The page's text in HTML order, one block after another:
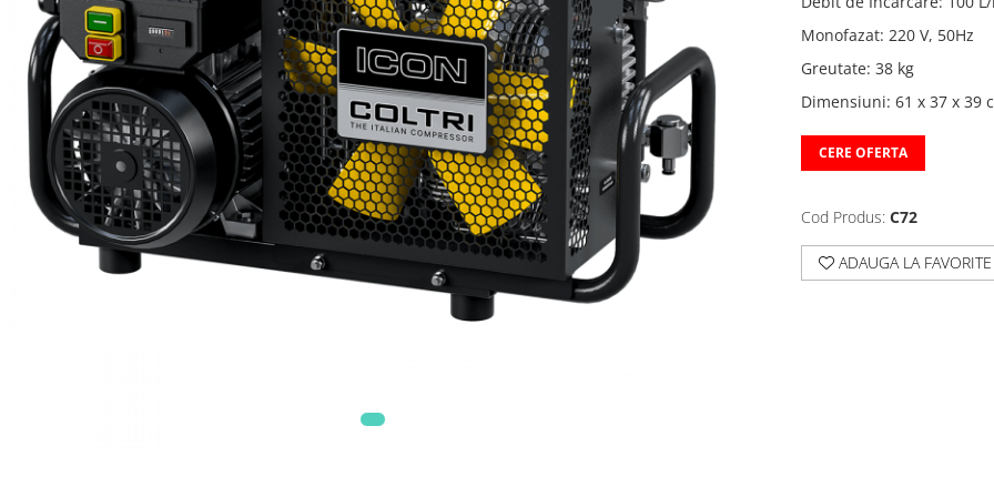
Veste BCD
Monofazat: 220 V, 50Hz
Greutate: 38 kg
Dimensiuni: 61 x 37 x 39
CERE OFERTA
Cod Produs: C72
ADAUGA LA FAVORITE